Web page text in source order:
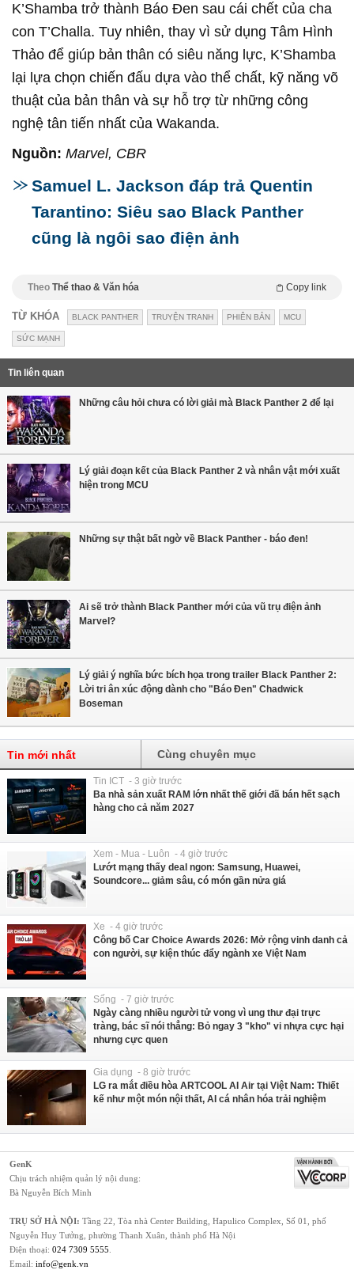
K’Shamba trở thành Báo Đen sau cái chết của cha
con T’Challa. Tuy nhiên, thay vì sử dụng Tâm Hình
Thảo để giúp bản thân có siêu năng lực, K’Shamba
lại lựa chọn chiến đấu dựa vào thể chất, kỹ năng võ
thuật của bản thân và sự hỗ trợ từ những công
nghệ tân tiến nhất của Wakanda.
Nguồn: Marvel, CBR
Samuel L. Jackson đáp trả Quentin
Tarantino: Siêu sao Black Panther
cũng là ngôi sao điện ảnh
Theo Thể thao & Văn hóa Copy link
TỪ KHÓA BLACK PANTHER TRUYỆN TRANH PHIÊN BẢN MCU
SỨC MẠNH
Tin liên quan
Những câu hỏi chưa có lời giải mà Black Panther 2 để lại
Lý giải đoạn kết của Black Panther 2 và nhân vật mới xuất
hiện trong MCU
Những sự thật bất ngờ về Black Panther - báo đen!
Ai sẽ trở thành Black Panther mới của vũ trụ điện ảnh
Marvel?
Lý giải ý nghĩa bức bích họa trong trailer Black Panther 2:
Lời tri ân xúc động dành cho "Báo Đen" Chadwick
Boseman
Tin mới nhất Cùng chuyên mục
Tin ICT - 3 giờ trước
Ba nhà sản xuất RAM lớn nhất thế giới đã bán hết sạch
hàng cho cả năm 2027
Xem - Mua - Luôn - 4 giờ trước
Lướt mạng thấy deal ngon: Samsung, Huawei,
Soundcore... giảm sâu, có món gần nửa giá
Xe - 4 giờ trước
Công bố Car Choice Awards 2026: Mở rộng vinh danh cả
con người, sự kiện thúc đẩy ngành xe Việt Nam
Sống - 7 giờ trước
Ngày càng nhiều người tử vong vì ung thư đại trực
tràng, bác sĩ nói thẳng: Bỏ ngay 3 "kho" vi nhựa cực hại
nhưng cực quen
Gia dụng - 8 giờ trước
LG ra mắt điều hòa ARTCOOL AI Air tại Việt Nam: Thiết
kế như một món nội thất, AI cá nhân hóa trải nghiệm
GenK
Chịu trách nhiệm quản lý nội dung:
Bà Nguyễn Bích Minh
TRỤ SỞ HÀ NỘI: Tầng 22, Tòa nhà Center Building, Hapulico Complex, Số 01, phố
Nguyễn Huy Tưởng, phường Thanh Xuân, thành phố Hà Nội
Điện thoại: 024 7309 5555
Email: info@genk.vn